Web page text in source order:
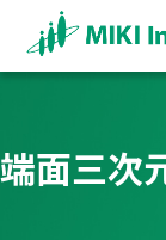
端面三次